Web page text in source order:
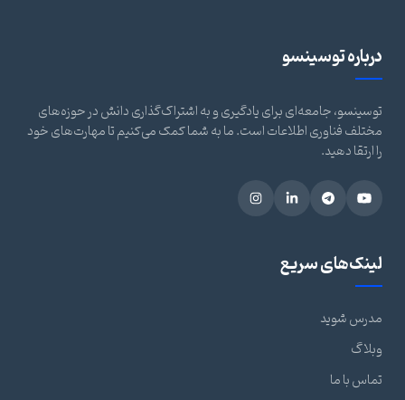
درباره توسینسو
توسینسو، جامعه‌ای برای یادگیری و به اشتراک‌گذاری دانش در حوزه‌های
مختلف فناوری اطلاعات است. ما به شما کمک می‌کنیم تا مهارت‌های خود
را ارتقا دهید.
لینک‌های سریع
مدرس شوید
وبلاگ
تماس با ما